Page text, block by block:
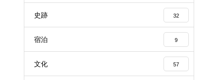
史跡 32
宿泊 9
文化 57